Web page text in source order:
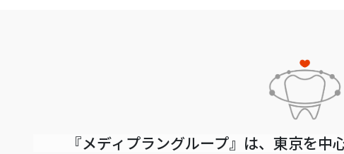
『メディプラングループ』は、東京を